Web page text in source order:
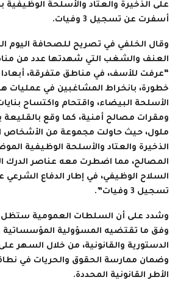
على الذخيرة والعتاد والأسلحة الوظيفية
أسفرت عن تسجيل 3 وفيات.
وقال الخلفي في تصريح للصحافة اليوم
العنف والشغب التي شهدتها عدد من
“عرفت للأسف، في مناطق متفرقة،
خطورة، بانخراط المشاغبين في عمليات
الأسلحة البيضاء، واقتحام واكتساح
ومقرات مصالح أمنية، كما وقع بالقليعة
ملول، حيث حاولت مجموعة من الأشخاص
الذخيرة والعتاد والأسلحة الوظيفية
المصالح، مما اضطرت معه عناصر الدرك
السلاح الوظيفي، في إطار الدفاع
تسجيل 3 وفيات”.
وشدد على أن السلطات العمومية ستظل
وفق ما تقتضيه المسؤولية
الدستورية والقانونية، من خلال السهر
وضمان ممارسة الحقوق والحريات في
الأطر القانونية المحددة.